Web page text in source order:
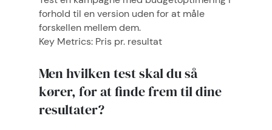
forhold til en version uden for at måle
forskellen mellem dem.
Key Metrics: Pris pr. resultat
Men hvilken test skal du så
kører, for at finde frem til dine
resultater?